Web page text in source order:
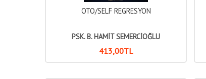
OTO/SELF REGRESYON
PSK. B. HAMİT SEMERCİOĞLU
413,00TL